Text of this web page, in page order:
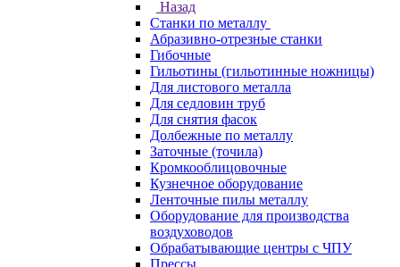
Назад
Станки по металлу
Абразивно-отрезные станки
Гибочные
Гильотины (гильотинные ножницы)
Для листового металла
Для седловин труб
Для снятия фасок
Долбежные по металлу
Заточные (точила)
Кромкооблицовочные
Кузнечное оборудование
Ленточные пилы металлу
Оборудование для производства
воздуховодов
Обрабатывающие центры с ЧПУ
Прессы